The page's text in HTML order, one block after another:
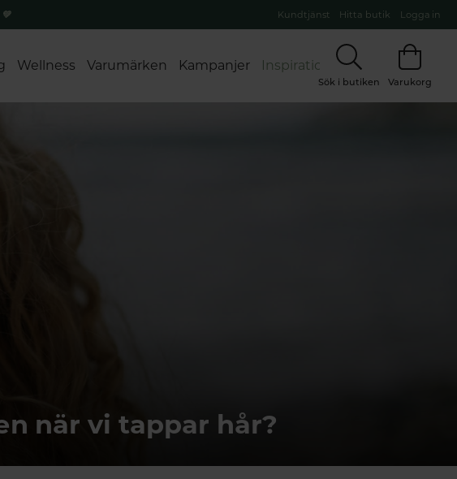
Kundtjänst Hitta butik Logga in
Wellness Varumärken Kampanjer Inspiration
Sök i butiken Varukorg
när vi tappar hår?